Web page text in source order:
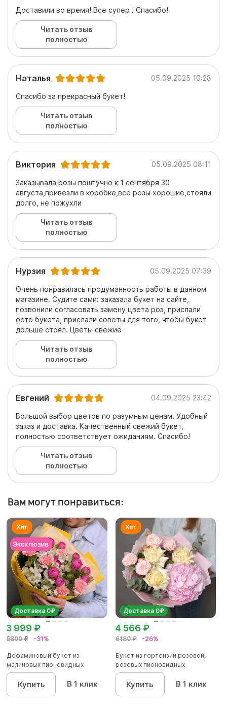
Доставили во время! Все супер ! Спасибо!
Читать отзыв
полностью
Наталья 05.09.2025 10:28
Спасибо за прекрасный букет!
Читать отзыв
полностью
Виктория 05.09.2025 08:11
Заказывала розы поштучно к 1 сентября 30
августа,привезли в коробке,все розы хорошие,стояли
долго, не пожухли
Читать отзыв
полностью
Нурзия 05.09.2025 07:39
Очень понравилась продуманность работы в данном
магазине. Судите сами: заказала букет на сайте,
позвонили согласовать замену цвета роз, прислали
фото букета, прислали советы для того, чтобы букет
дольше стоял. Цветы свежие
Читать отзыв
полностью
Евгений 04.09.2025 23:42
Большой выбор цветов по разумным ценам. Удобный
заказ и доставка. Качественный свежий букет,
полностью соответствует ожиданиям. Спасибо!
Читать отзыв
полностью
Вам могут понравиться:
Доставка 0₽
5800 ₽ -31%
3 999 ₽
Дофаминовый букет из
малиновых пионовидных
кустовых роз...
Купить В 1 клик
Доставка 0₽
6180 ₽ -26%
4 566 ₽
Букет из гортензии розовой,
розовых пионовидных
кустовы...
Купить В 1 клик